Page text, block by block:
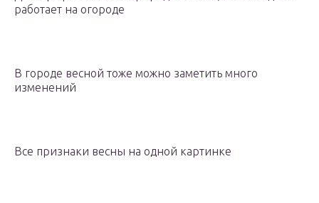
работает на огороде
В городе весной тоже можно заметить много
изменений
Все признаки весны на одной картинке